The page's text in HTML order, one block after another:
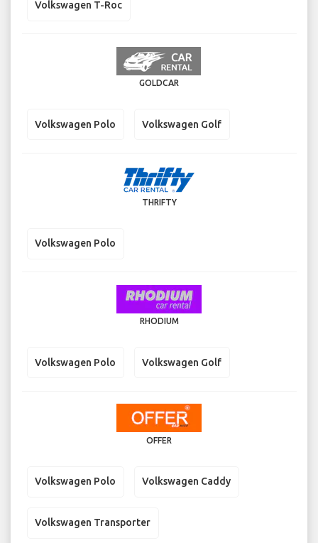
Volkswagen T-Roc
GOLDCAR
Volkswagen Polo Volkswagen Golf
THRIFTY
Volkswagen Polo
RHODIUM
Volkswagen Polo Volkswagen Golf
OFFER
Volkswagen Polo Volkswagen Caddy
Volkswagen Transporter